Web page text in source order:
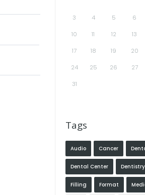
3 4 5 6
10 11 12 13
17 18 19 20
24 25 26 27
31
Tags
Audio Cancer
Dental Center Dentistry
Filling Format